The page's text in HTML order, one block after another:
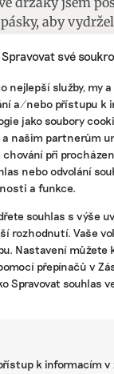
Spravovat své
nejlepší služby, my
a/nebo přístupu k
jako soubory
našim partnerům
chování při
nebo odvolání
a funkce.
souhlas s výše
rozhodnutí. Vaše
Nastavení můžete
přepínačů v
Spravovat souhlas
k informacím v
aby
uvolnilo nebo
podle něj
roky. Celkově v
než skončil ve
ale po této
nastávají, podle
případy.
závisí
zákazníků.